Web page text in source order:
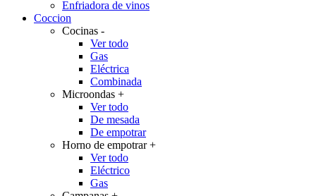
Enfriadora de vinos
Coccion
Cocinas -
Ver todo
Gas
Eléctrica
Combinada
Microondas +
Ver todo
De mesada
De empotrar
Horno de empotrar+
Ver todo
Eléctrico
Gas